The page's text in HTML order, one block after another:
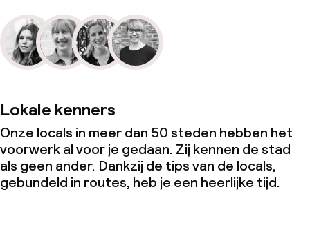
Lokale kenners
Onze locals in meer dan 50 steden hebben het
voorwerk al voor je gedaan. Zij kennen de stad
als geen ander. Dankzij de tips van de locals,
gebundeld in routes, heb je een heerlijke tijd.